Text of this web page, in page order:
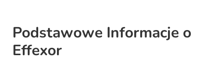
Podstawowe Informacje o
Effexor